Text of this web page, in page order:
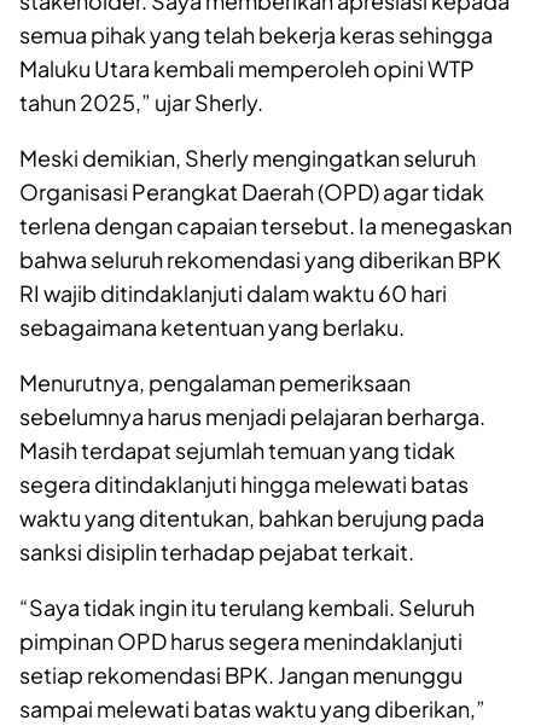
semua pihak yang telah bekerja keras sehingga
Maluku Utara kembali memperoleh opini WTP
tahun 2025,” ujar Sherly.
Meski demikian, Sherly mengingatkan seluruh
Organisasi Perangkat Daerah (OPD) agar tidak
terlena dengan capaian tersebut. Ia menegaskan
bahwa seluruh rekomendasi yang diberikan BPK
RI wajib ditindaklanjuti dalam waktu 60 hari
sebagaimana ketentuan yang berlaku.
Menurutnya, pengalaman pemeriksaan
sebelumnya harus menjadi pelajaran berharga.
Masih terdapat sejumlah temuan yang tidak
segera ditindaklanjuti hingga melewati batas
waktu yang ditentukan, bahkan berujung pada
sanksi disiplin terhadap pejabat terkait.
“Saya tidak ingin itu terulang kembali. Seluruh
pimpinan OPD harus segera menindaklanjuti
setiap rekomendasi BPK. Jangan menunggu
sampai melewati batas waktu yang diberikan,”